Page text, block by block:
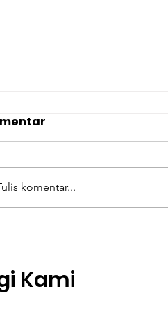
RD Antonius Haryanto
komentar...
Kami